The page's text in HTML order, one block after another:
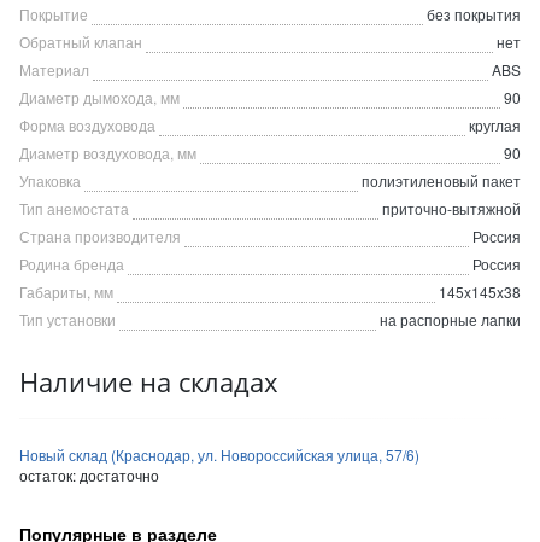
Покрытие
без покрытия
Обратный клапан
нет
Материал
ABS
Диаметр дымохода, мм
90
Форма воздуховода
круглая
Диаметр воздуховода, мм
90
Упаковка
полиэтиленовый пакет
Тип анемостата
приточно-вытяжной
Страна производителя
Россия
Родина бренда
Россия
Габариты, мм
145x145x38
Тип установки
на распорные лапки
Наличие на складах
Новый склад (Краснодар, ул. Новороссийская улица, 57/6)
остаток: достаточно
Популярные в разделе